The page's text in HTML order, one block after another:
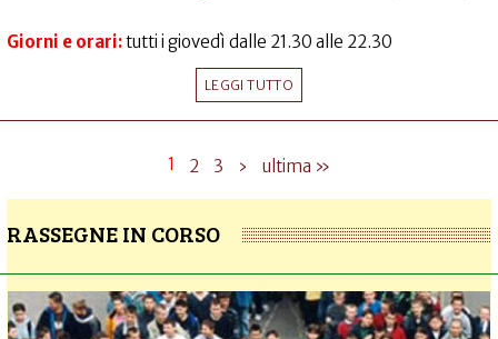
Giorni e orari:tutti i giovedì dalle 21.30 alle 22.30
LEGGI TUTTO
1 2 3 › ultima »
RASSEGNE IN CORSO